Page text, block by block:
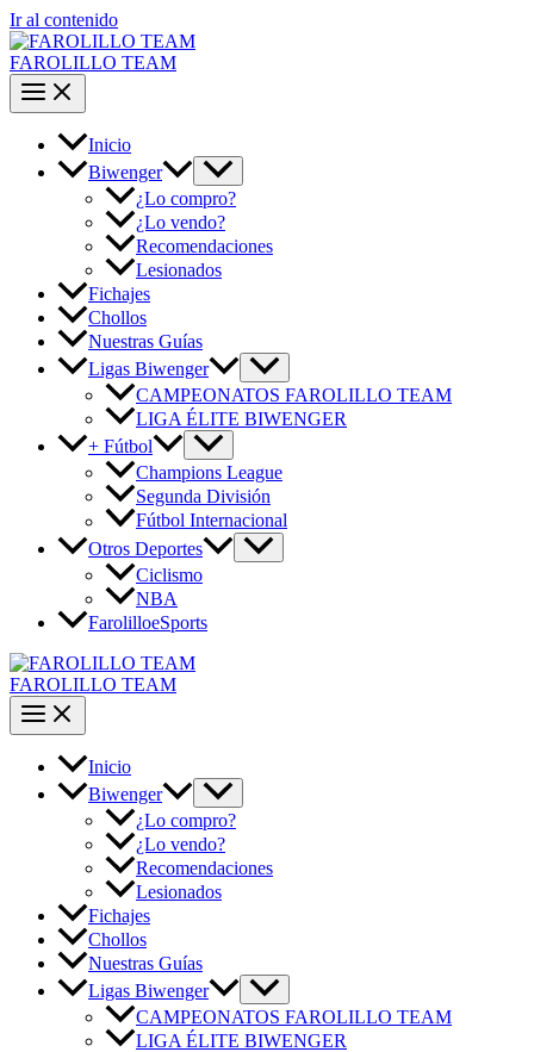
Ir al contenido
FAROLILLO TEAM
Inicio
Biwenger
¿Lo compro?
¿Lo vendo?
Recomendaciones
Lesionados
Fichajes
Chollos
Nuestras Guías
Ligas Biwenger
CAMPEONATOS FAROLILLO TEAM
LIGA ÉLITE BIWENGER
+ Fútbol
Champions League
Segunda División
Fútbol Internacional
Otros Deportes
Ciclismo
NBA
FarolilloeSports
FAROLILLO TEAM
Inicio
Biwenger
¿Lo compro?
¿Lo vendo?
Recomendaciones
Lesionados
Fichajes
Chollos
Nuestras Guías
Ligas Biwenger
CAMPEONATOS FAROLILLO TEAM
LIGA ÉLITE BIWENGER